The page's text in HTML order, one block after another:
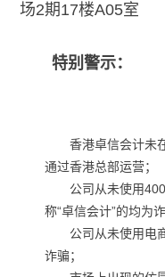
场2期17楼A05室
特别警示：
香港卓信会计未
通过香港总部运营；
公司从未使用
称“卓信会计”的均为诈
公司从未使用电
诈骗；